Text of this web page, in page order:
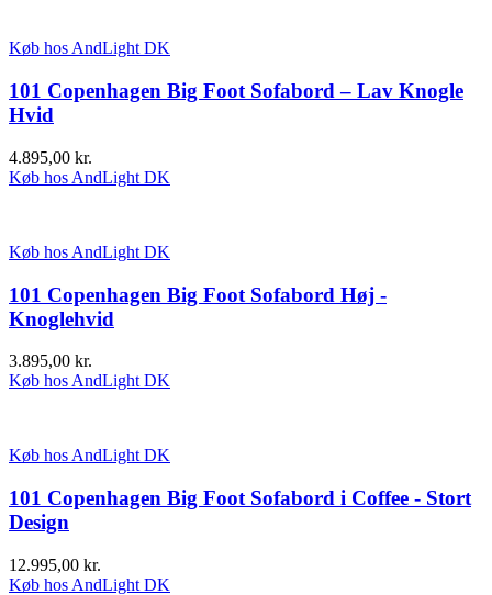
Køb hos AndLight DK
101 Copenhagen Big Foot Sofabord – Lav Knogle
Hvid
4.895,00 kr.
Køb hos AndLight DK
Køb hos AndLight DK
101 Copenhagen Big Foot Sofabord Høj -
Knoglehvid
3.895,00 kr.
Køb hos AndLight DK
Køb hos AndLight DK
101 Copenhagen Big Foot Sofabord i Coffee - Stort
Design
12.995,00 kr.
Køb hos AndLight DK